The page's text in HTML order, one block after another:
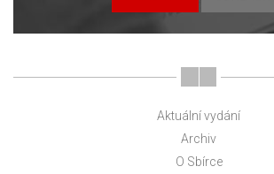
Aktuální vydání
Archiv
O Sbírce